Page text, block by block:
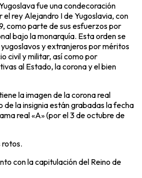
fue una condecoración
rey Alejandro I de Yugoslavia, con
como parte de sus esfuerzos por
bajo la monarquía. Esta orden se
y extranjeros por méritos
civil y militar, así como por
al Estado, la corona y el bien
la imagen de la corona real
de la insignia están grabadas la fecha
real «A» (por el 3 de octubre de
rotos.
con la capitulación del Reino de